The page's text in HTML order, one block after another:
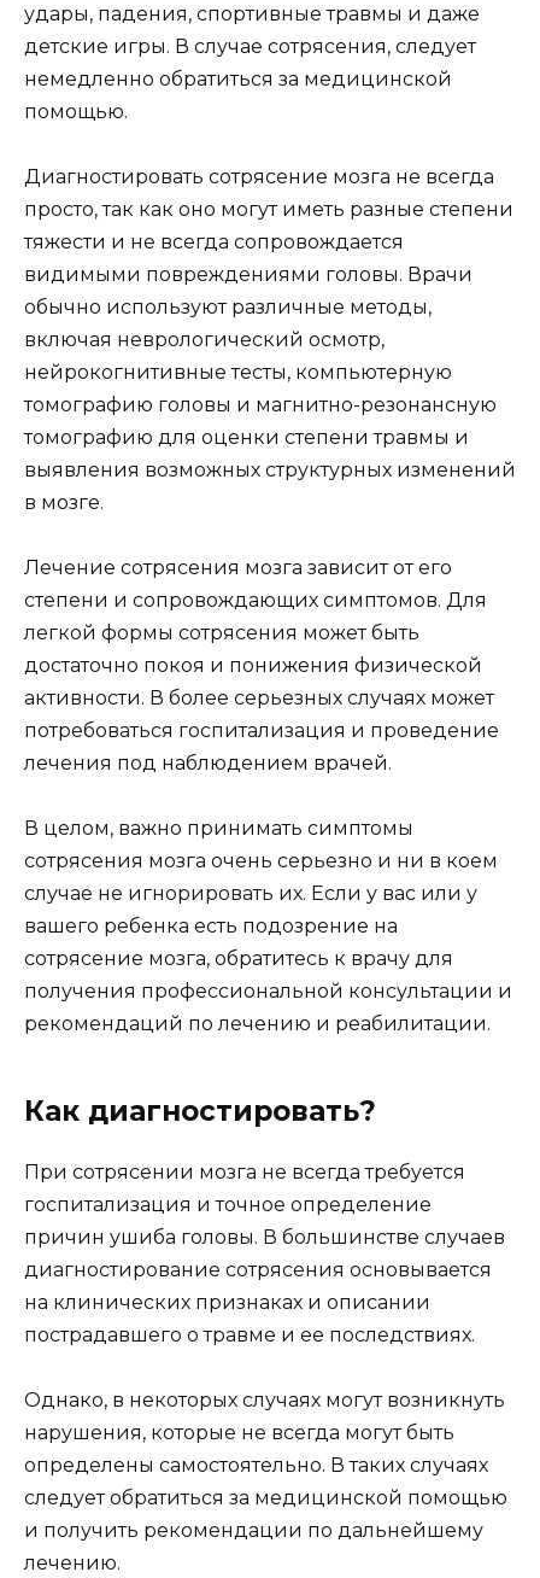
удары, падения, спортивные травмы и даже
детские игры. В случае сотрясения, следует
немедленно обратиться за медицинской
помощью.
Диагностировать сотрясение мозга не всегда
просто, так как оно могут иметь разные степени
тяжести и не всегда сопровождается
видимыми повреждениями головы. Врачи
обычно используют различные методы,
включая неврологический осмотр,
нейрокогнитивные тесты, компьютерную
томографию головы и магнитно-резонансную
томографию для оценки степени травмы и
выявления возможных структурных изменений
в мозге.
Лечение сотрясения мозга зависит от его
степени и сопровождающих симптомов. Для
легкой формы сотрясения может быть
достаточно покоя и понижения физической
активности. В более серьезных случаях может
потребоваться госпитализация и проведение
лечения под наблюдением врачей.
В целом, важно принимать симптомы
сотрясения мозга очень серьезно и ни в коем
случае не игнорировать их. Если у вас или у
вашего ребенка есть подозрение на
сотрясение мозга, обратитесь к врачу для
получения профессиональной консультации и
рекомендаций по лечению и реабилитации.
Как диагностировать?
При сотрясении мозга не всегда требуется
госпитализация и точное определение
причин ушиба головы. В большинстве случаев
диагностирование сотрясения основывается
на клинических признаках и описании
пострадавшего о травме и ее последствиях.
Однако, в некоторых случаях могут возникнуть
нарушения, которые не всегда могут быть
определены самостоятельно. В таких случаях
следует обратиться за медицинской помощью
и получить рекомендации по дальнейшему
лечению.